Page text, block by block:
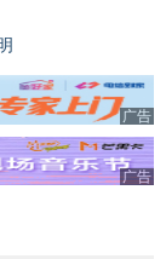
广告
广告